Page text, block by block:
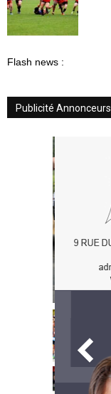
Flash news :
Publicité Annonceurs